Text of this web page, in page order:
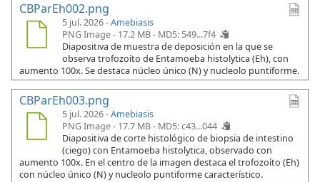
CBParEh002.png
5 jul. 2026 -Amebiasis
PNG Image - 17.2 MB - MD5: 549...7f4
Diapositiva de muestra de deposición en la que se
observa trofozoíto de Entamoeba histolytica (Eh), con
aumento 100x. Se destaca núcleo único (N) y nucleolo puntiforme.
CBParEh003.png
5 jul. 2026 -Amebiasis
PNG Image - 17.7 MB - MD5: c43...044
Diapositiva de corte histológico de biopsia de intestino
(ciego) con Entamoeba histolytica, observado con
aumento 100x. En el centro de la imagen destaca el trofozoíto (Eh)
con núcleo único (N) y nucleolo puntiforme característico.